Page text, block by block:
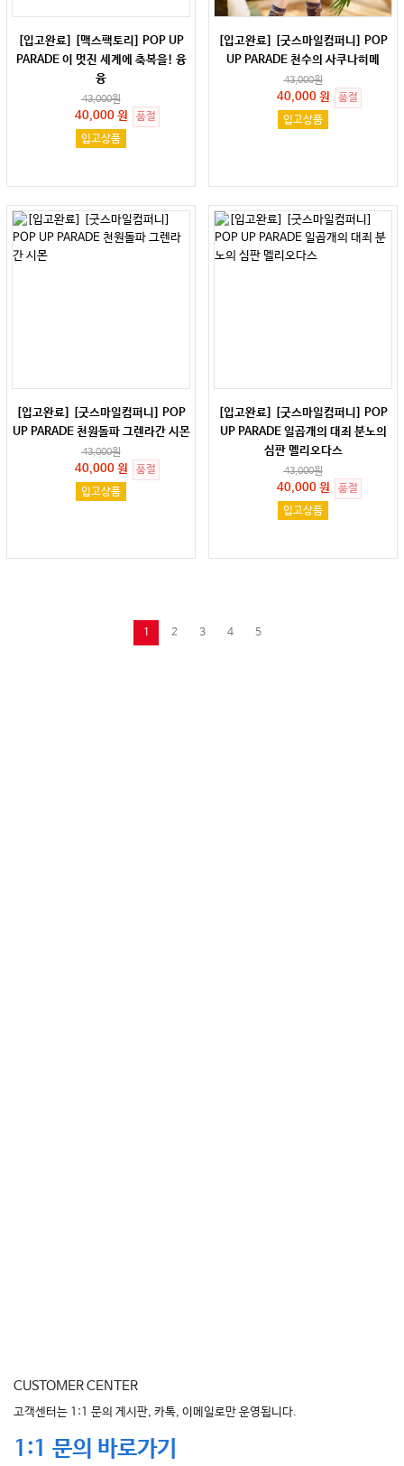
[입고완료] [맥스팩토리] POP UP
PARADE 이 멋진 세계에 축복을! 융
융
43,000원
40,000 원
품절
입고상품
[입고완료] [굿스마일컴퍼니] POP
UP PARADE 천수의 사쿠나히메
43,000원
40,000 원
품절
입고상품
[입고완료] [굿스마일컴퍼니] POP
UP PARADE 천원돌파 그렌라간 시몬
43,000원
40,000 원
품절
입고상품
[입고완료] [굿스마일컴퍼니] POP
UP PARADE 일곱개의 대죄 분노의
심판 멜리오다스
43,000원
40,000 원
품절
입고상품
1 2 3 4 5
CUSTOMER CENTER
고객센터는 1:1 문의 게시판, 카톡, 이메일로만 운영됩니다.
1:1 문의 바로가기